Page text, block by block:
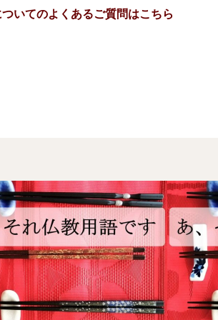
いてのよくあるご質問はこちら